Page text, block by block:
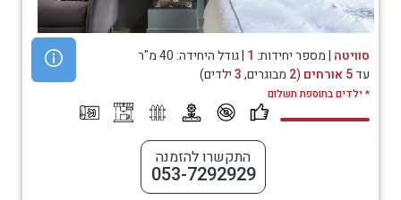
סוויטה | מספר יחידות: 1 | גודל היחידה: 40 מ"ר
עד5 אורחים (
2 מבוגרים,3ילדים)
* ילדים בתוספת תשלום
התקשרו להזמנה
053-7292929